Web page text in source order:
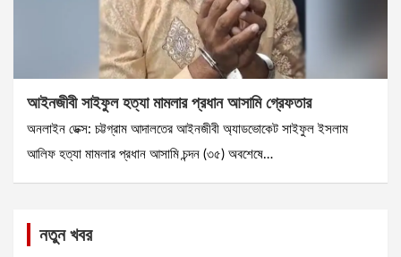
আইনজীবী সাইফুল হত্যা মামলার প্রধান আসামি গ্রেফতার
অনলাইন ডেক্স: চট্টগ্রাম আদালতের আইনজীবী অ্যাডভোকেট সাইফুল ইসলাম
আলিফ হত্যা মামলার প্রধান আসামি চন্দন (৩৫) অবশেষে…
নতুন খবর